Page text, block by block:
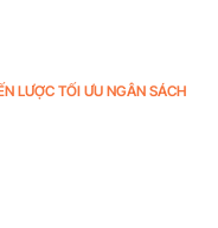
LƯỢC TỐI ƯU NGÂN SÁCH